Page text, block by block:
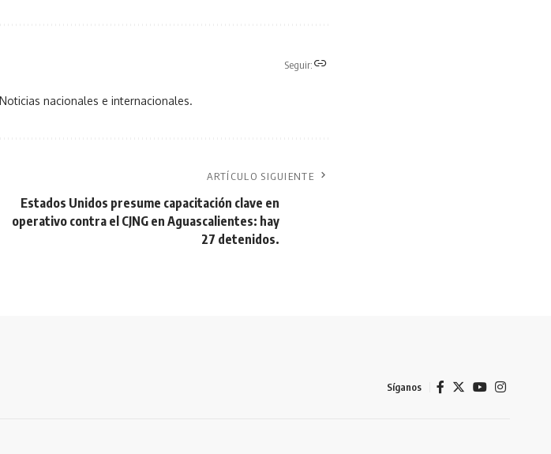
Seguir:
nacionales e internacionales.
ARTÍCULO SIGUIENTE
Estados Unidos presume capacitación clave en
operativo contra el CJNG en Aguascalientes: hay
27 detenidos.
Síganos